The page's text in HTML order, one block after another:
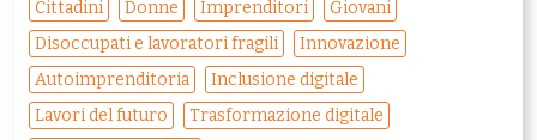
Cittadini Donne Imprenditori
Giovani
Disoccupati e lavoratori fragili
Innovazione
Autoimprenditoria
Inclusione digitale
Lavori del futuro
Trasformazione digitale